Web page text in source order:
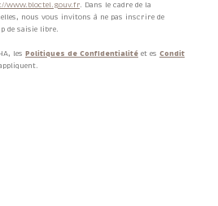
www.bloctel.gouv.fr. Dans le cadre de la
nous vous invitons à ne pas inscrire de
de saisie libre.
les Politiques de Confidentialité et es Condit